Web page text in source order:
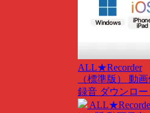
ALL★Recorder
（標準版） 動画
録音 ダウンロー